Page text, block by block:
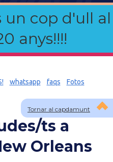
un cop d'ull al
anys!!!!
Tornar al capdamunt
whatsapp faqs Fotos
ts a
Orleans